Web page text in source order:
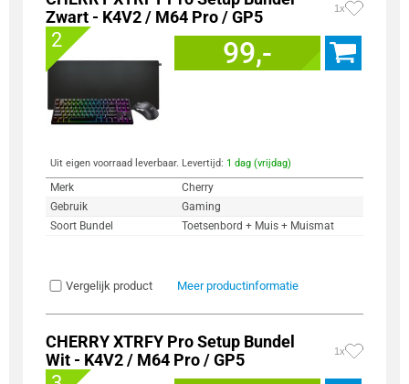
Zwart - K4V2 / M64 Pro / GP5
1x
2 99,-
Uit eigen voorraad leverbaar. Levertijd: 1 dag (vrijdag)
Merk
Cherry
Gebruik
Gaming
Soort Bundel
Toetsenbord + Muis + Muismat
Vergelijk product Meer productinformatie
CHERRY XTRFY Pro Setup Bundel
Wit - K4V2 / M64 Pro / GP5
1x